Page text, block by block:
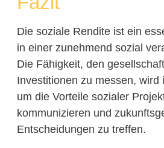
Die soziale Rendite ist ein
in einer zunehmend sozial
Die Fähigkeit, den
Investitionen zu messen, wird
um die Vorteile sozialer
kommunizieren und
Entscheidungen zu treffen.